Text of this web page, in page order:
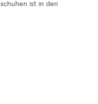
ist in den